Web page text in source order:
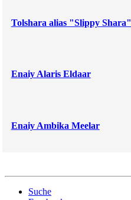
Tolshara alias "Slippy Shara"
Enaiy Alaris Eldaar
Enaiy Ambika Meelar
Suche